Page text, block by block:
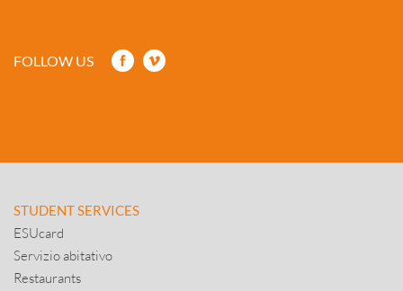
FOLLOW US
STUDENT SERVICES
ESUcard
Servizio abitativo
Restaurants